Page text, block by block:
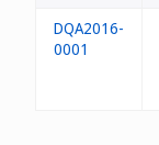
DQA2016-
0001